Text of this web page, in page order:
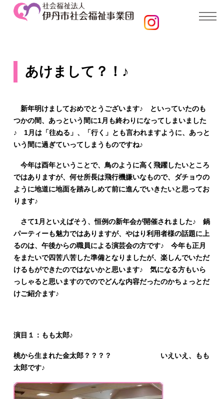
あけまして？！♪
新年明けましておめでとうございます♪ といっていたのも
つかの間、あっという間に1月も終わりになってしまいました
♪ 1月は「往ぬる」、「行く」とも言われますように、あっと
いう間に過ぎていってしまうものですね♪
今年は酉年ということで、鳥のように高く飛躍したいところ
ではありますが、何せ所長は飛行機嫌いなもので、ダチョウの
ように地道に地面を踏みしめて前に進んでいきたいと思ってお
ります♪
さて1月といえばそう、恒例の新年会が開催されました♪ 鍋
パーティーも魅力ではありますが、やはり利用者様の話題に上
るのは、午後からの職員による演芸会の方です♪ 今年も正月
をまたいで四苦八苦した準備となりましたが、楽しんでいただ
けるもができたのではないかと思います♪ 気になる方もいら
っしゃると思いますのでのでどんな内容だったのかちょっとだ
けご紹介ます♪
演目１：もも太郎♪
桃から生まれた金太郎？？？？ いえいえ、もも
太郎です♪